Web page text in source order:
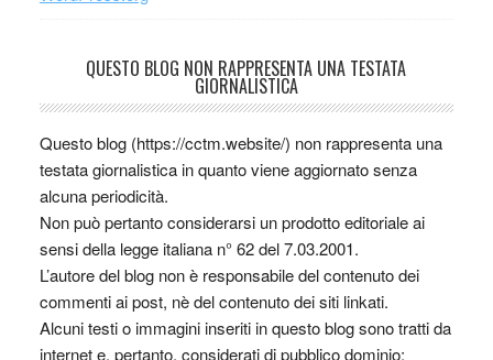
QUESTO BLOG NON RAPPRESENTA UNA TESTATA
GIORNALISTICA
Questo blog (https://cctm.website/) non rappresenta una
testata giornalistica in quanto viene aggiornato senza
alcuna periodicità.
Non può pertanto considerarsi un prodotto editoriale ai
sensi della legge italiana n° 62 del 7.03.2001.
L’autore del blog non è responsabile del contenuto dei
commenti ai post, nè del contenuto dei siti linkati.
Alcuni testi o immagini inseriti in questo blog sono tratti da
internet e, pertanto, considerati di pubblico dominio;